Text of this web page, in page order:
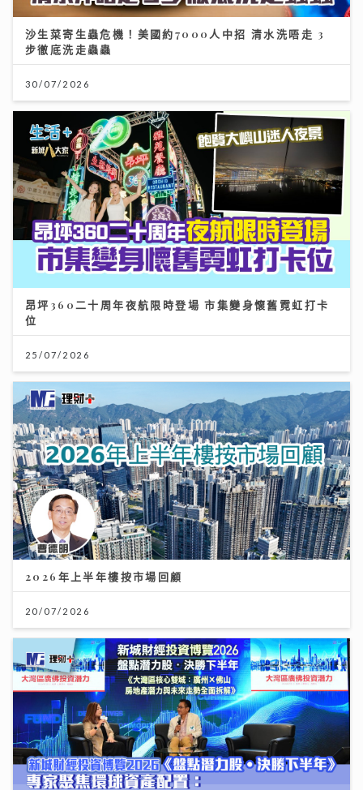
沙生菜寄生蟲危機！美國約7000人中招 清水洗唔走 3
步徹底洗走蟲蟲
30/07/2026
昂坪360二十周年夜航限時登場 市集變身懷舊霓虹打卡
位
25/07/2026
2026年上半年樓按市場回顧
20/07/2026